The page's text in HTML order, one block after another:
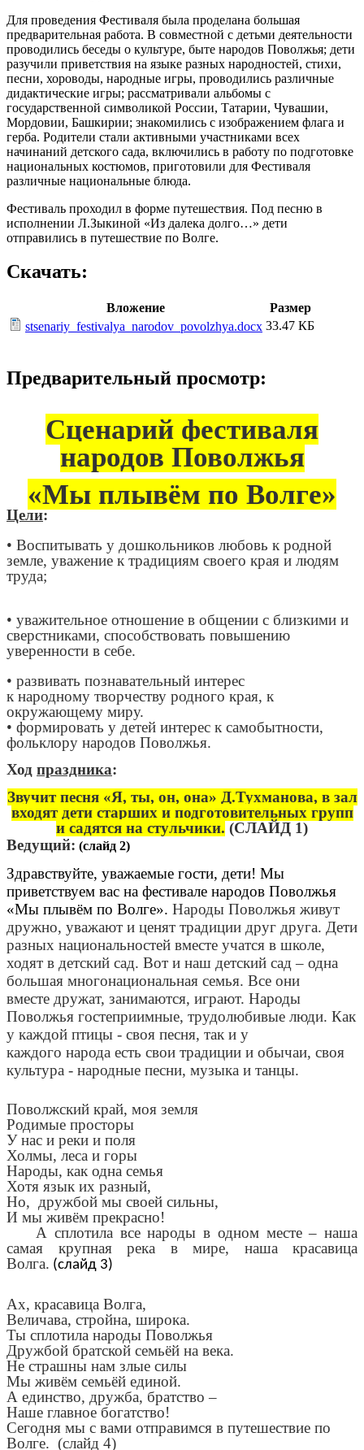
Для проведения Фестиваля была проделана большая
предварительная работа. В совместной с детьми деятельности
проводились беседы о культуре, быте народов Поволжья; дети
разучили приветствия на языке разных народностей, стихи,
песни, хороводы, народные игры, проводились различные
дидактические игры; рассматривали альбомы с
государственной символикой России, Татарии, Чувашии,
Мордовии, Башкирии; знакомились с изображением флага и
герба. Родители стали активными участниками всех
начинаний детского сада, включились в работу по подготовке
национальных костюмов, приготовили для Фестиваля
различные национальные блюда.
Фестиваль проходил в форме путешествия. Под песню в
исполнении Л.Зыкиной «Из далека долго…» дети
отправились в путешествие по Волге.
Скачать:
Вложение
Размер
stsenariy_festivalya_narodov_povolzhya.docx 33.47 КБ
Предварительный просмотр:
Сценарий фестиваля
народов Поволжья
«Мы плывём по Волге»
Цели:
• Воспитывать у дошкольников любовь к родной
земле, уважение к традициям своего края и людям
труда;
• уважительное отношение в общении с близкими и
сверстниками, способствовать повышению
уверенности в себе.
• развивать познавательный интерес
к народному творчеству родного края, к
окружающему миру.
• формировать у детей интерес к самобытности,
фольклору народов Поволжья.
Ход праздника:
Звучит песня «Я, ты, он, она» Д.Тухманова, в зал
входят дети старших и подготовительных групп
и садятся на стульчики. (СЛАЙД 1)
Ведущий: (слайд 2)
Здравствуйте, уважаемые гости, дети! Мы
приветствуем вас на фестивале народов Поволжья
«Мы плывём по Волге». Народы Поволжья живут
дружно, уважают и ценят традиции друг друга. Дети
разных национальностей вместе учатся в школе,
ходят в детский сад. Вот и наш детский сад – одна
большая многонациональная семья. Все они
вместе дружат, занимаются, играют. Народы
Поволжья гостеприимные, трудолюбивые люди. Как
у каждой птицы - своя песня, так и у
каждого народа есть свои традиции и обычаи, своя
культура - народные песни, музыка и танцы.
Поволжский край, моя земля
Родимые просторы
У нас и реки и поля
Холмы, леса и горы
Народы, как одна семья
Хотя язык их разный,
Но, дружбой мы своей сильны,
И мы живём прекрасно!
А сплотила все народы в одном месте – наша
самая крупная река в мире, наша красавица
Волга. (слайд 3)
Ах, красавица Волга,
Величава, стройна, широка.
Ты сплотила народы Поволжья
Дружбой братской семьёй на века.
Не страшны нам злые силы
Мы живём семьёй единой.
А единство, дружба, братство –
Наше главное богатство!
Сегодня мы с вами отправимся в путешествие по
Волге. (слайд 4)